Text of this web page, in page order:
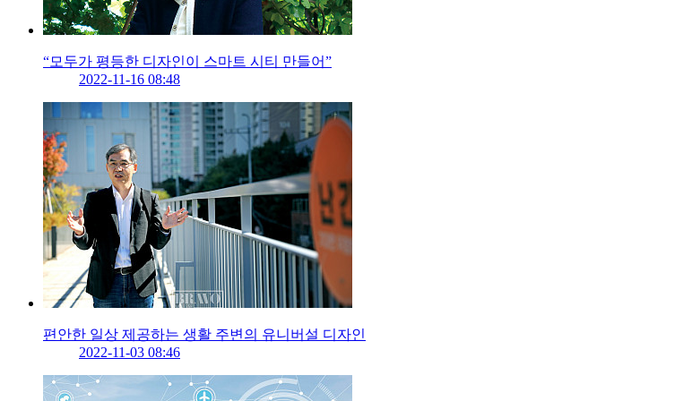
“모두가 평등한 디자인이 스마트 시티 만들어”
2022-11-16 08:48
편안한 일상 제공하는 생활 주변의 유니버설 디자인
2022-11-03 08:46